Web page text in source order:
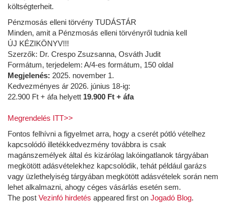
költségterheit.
Pénzmosás elleni törvény TUDÁSTÁR
Minden, amit a Pénzmosás elleni törvényről tudnia kell
ÚJ KÉZIKÖNYV!!!
Szerzők: Dr. Crespo Zsuzsanna, Osváth Judit
Formátum, terjedelem: A/4-es formátum, 150 oldal
Megjelenés: 2025. november 1.
Kedvezményes ár 2026. június 18-ig:
22.900 Ft + áfa helyett 19.900 Ft + áfa
Megrendelés ITT>>
Fontos felhívni a figyelmet arra, hogy a cserét pótló vételhez
kapcsolódó illetékkedvezmény továbbra is csak
magánszemélyek által és kizárólag lakóingatlanok tárgyában
megkötött adásvételekhez kapcsolódik, tehát például garázs
vagy üzlethelyiség tárgyában megkötött adásvételek során nem
lehet alkalmazni, ahogy céges vásárlás esetén sem.
The post Vezinfó hirdetés appeared first on Jogadó Blog.